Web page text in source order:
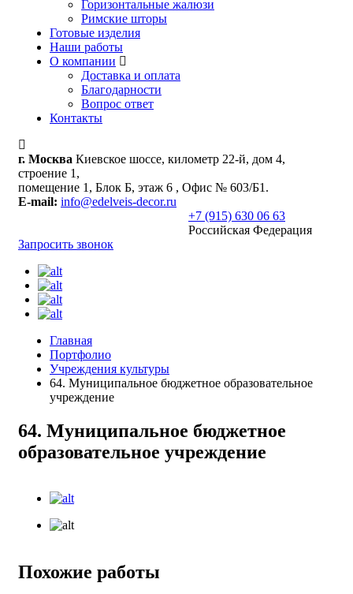
Горизонтальные жалюзи
Римские шторы
Готовые изделия
Наши работы
О компании
Доставка и оплата
Благодарности
Вопрос ответ
Контакты
г. Москва Киевское шоссе, километр 22-й, дом 4,
строение 1,
помещение 1, Блок Б, этаж 6 , Офис № 603/Б1.
E-mail: info@edelveis-decor.ru
+7 (915) 630 06 63
Российская Федерация
Запросить звонок
Главная
Портфолио
Учреждения культуры
64. Муниципальное бюджетное образовательное
учреждение
64. Муниципальное бюджетное
образовательное учреждение
Похожие работы